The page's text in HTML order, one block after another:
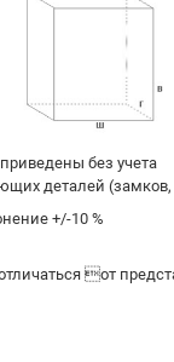
без учета
деталей (замков,
+/-10 %
от